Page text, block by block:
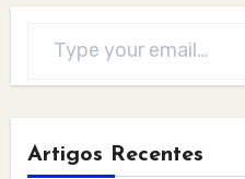
Artigos Recentes